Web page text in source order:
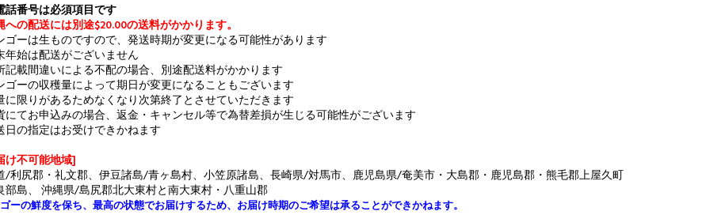
話番号は必須項目です
への配送には別途$20.00の送料がかかります。
ーは生ものですので、発送時期が変更になる可能性があります
始は配送がございません
載間違いによる不配の場合、別途配送料がかかります
ーの収穫量によって期日が変更になることもございます
限りがあるためなくなり次第終了とさせていただきます
てお申込みの場合、返金・キャンセル等で為替差損が生じる可能性がございます
の指定はお受けできかねます
け不可能地域]
/利尻郡・礼文郡、伊豆諸島/青ヶ島村、小笠原諸島、長崎県/対馬市、鹿児島県/奄美市・大島郡・鹿児島郡・熊毛郡上屋久町
部島、 沖縄県/島尻郡北大東村と南大東村・八重山郡
ーの鮮度を保ち、最高の状態でお届けするため、お届け時期のご希望は承ることができかねます。